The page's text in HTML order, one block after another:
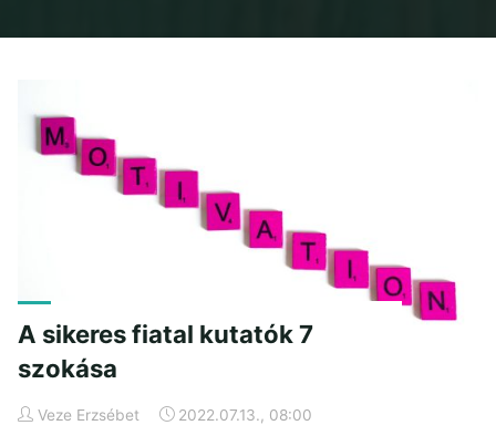
A sikeres fiatal kutatók 7
szokása
Veze Erzsébet 2022.07.13., 08:00